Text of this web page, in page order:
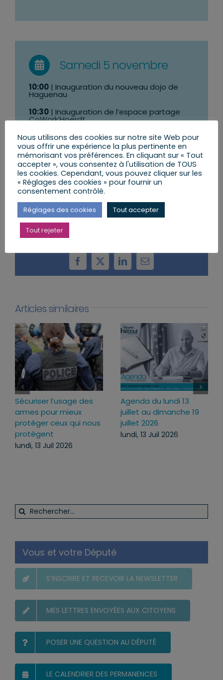
Samedi 5 novembre
10:00| Inauguration du nouveau dojo de
Haguenau
10:30| Inauguration de l’espace partage
CoWork’Hoerdt
11:00| Inauguration du 6ème Salon Photo de
La Wantzenau
Facebook
X LinkedInEmail
Articles similaires
Sécuriser l’usage des
armes pour mieux
protéger ceux qui nous
protègent
lundi, 13 Juil 2026
Agenda du lundi 13
juillet au dimanche 19
juillet 2026
lundi, 13 Juil 2026
Rechercher:
Vous et votre Député
S’INSCRIRE ET RECEVOIR LA NEWSLETTER
MES LETTRES ENVOYÉES AUX CITOYENS
POSER UNE QUESTION AU DÉPUTÉ
LE CALENDRIER DES PERMANENCES
Nous utilisons des cookies sur notre site Web pour
vous offrir une expérience la plus pertinente en
mémorisant vos préférences. En cliquant sur « Tout
accepter », vous consentez à l'utilisation de TOUS
les cookies. Cependant, vous pouvez cliquer sur les
« Réglages des cookies » pour fournir un
consentement contrôlé.
Réglages des cookies Tout accepter
Tout rejeter